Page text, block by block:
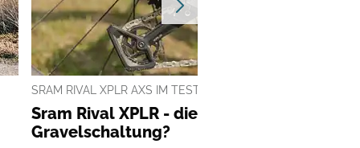
SRAM RIVAL XPLR AXS IM TEST
Sram Rival XPLR - die perfekte
Gravelschaltung?